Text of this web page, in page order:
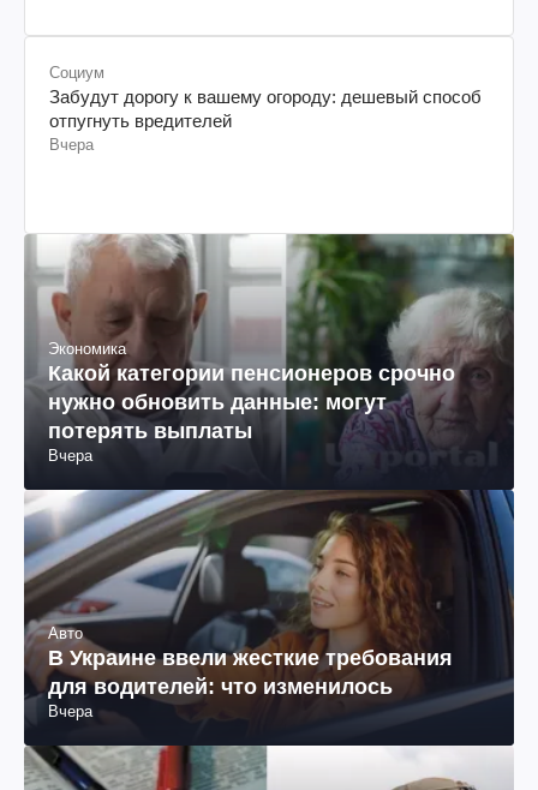
Социум
Забудут дорогу к вашему огороду: дешевый способ
отпугнуть вредителей
Вчера
Экономика
Какой категории пенсионеров срочно
нужно обновить данные: могут
потерять выплаты
Вчера
Авто
В Украине ввели жесткие требования
для водителей: что изменилось
Вчера